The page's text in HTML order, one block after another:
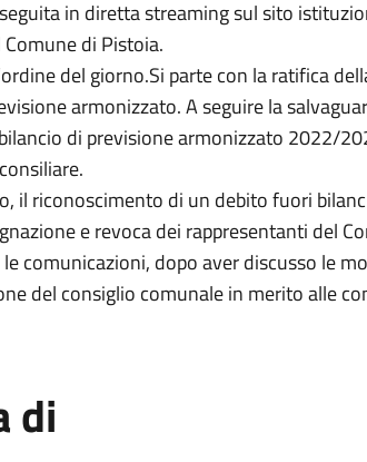
in diretta streaming sul sito
Comune di Pistoia.
del giorno.Si parte con la ratifica
armonizzato. A seguire la
di previsione armonizzato 2022/
il riconoscimento di un debito fuori
e revoca dei rappresentanti del
comunicazioni, dopo aver discusso le
del consiglio comunale in merito alle
di